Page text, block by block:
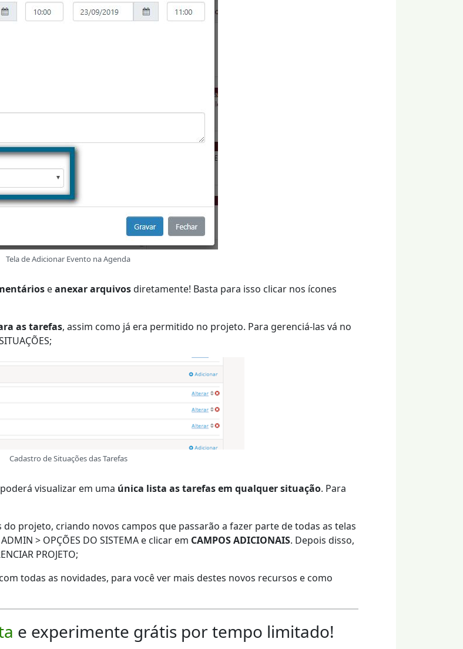
Tela de Adicionar Evento na Agenda
eanexar arquivosdiretamente! Basta para isso clicar nos ícones
as tarefas, assim como já era permitido no projeto. Para gerenciá-las vá no
Cadastro de Situações das Tarefas
visualizar em uma única lista as tarefas em qualquer situação. Para
projeto, criando novos campos que passarão a fazer parte de todas as telas
> OPÇÕES DO SISTEMA e clicar em CAMPOS ADICIONAIS. Depois disso,
PROJETO;
todas as novidades, para você ver mais destes novos recursos e como
e experimente grátis por tempo limitado!